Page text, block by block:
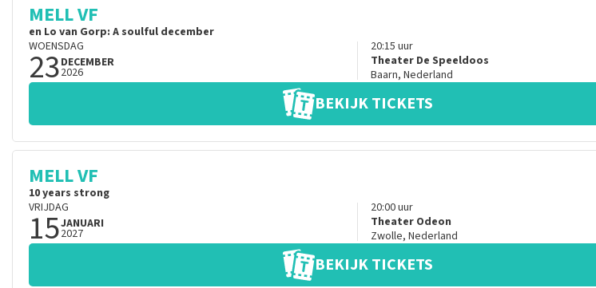
MELL VF
en Lo van Gorp: A soulful december
WOENSDAG
23DECEMBER
2026
20:15 uur
Theater De Speeldoos
Baarn, Nederland
BEKIJK TICKETS
MELL VF
10 years strong
VRIJDAG
15JANUARI
2027
20:00uur
Theater Odeon
Zwolle, Nederland
BEKIJK TICKETS